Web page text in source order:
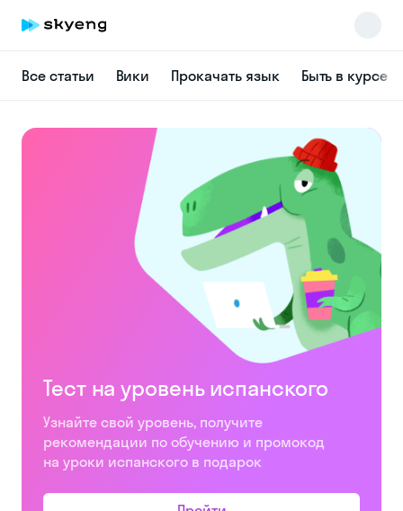
Все статьи Вики Прокачать язык Быть в курсе
Тест на уровень испанского
Узнайте свой уровень, получите
рекомендации по обучению и промокод
на уроки испанского в подарок